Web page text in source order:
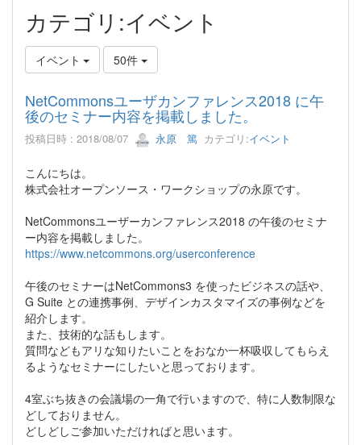
カテゴリ:イベント
イベント 50件
NetCommonsユーザカンファレンス2018 に午
後のセミナー内容を掲載しました。
投稿日時 : 2018/08/07 永原 篤 カテゴリ:イベント
こんにちは。
株式会社オープンソース・ワークショップの永原です。
NetCommonsユーザーカンファレンス2018 の午後のセミナ
ー内容を掲載しました。
https://www.netcommons.org/userconference
午後のセミナーはNetCommons3 を使ったビジネスの話や、
G Suite との連携事例、デザインカスタマイズの事例などを
紹介します。
また、技術的な話もします。
質問などもアリな知りたいことをおなか一杯吸収してもらえ
るようなセミナーにしたいと思っております。
4室ぶち抜きの会議場の一角で行いますので、特に人数制限な
どしておりません。
どしどしご参加いただければと思います。